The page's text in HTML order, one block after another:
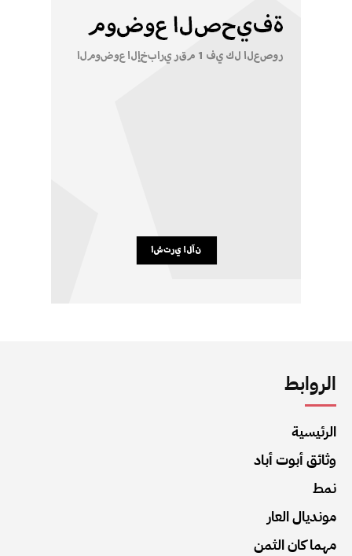
الروابط
الرئيسية
وثائق أبوت أباد
نمط
مونديال العار
مهما كان الثمن